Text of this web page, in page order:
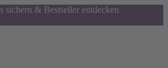
sichern & Bestseller entdecken